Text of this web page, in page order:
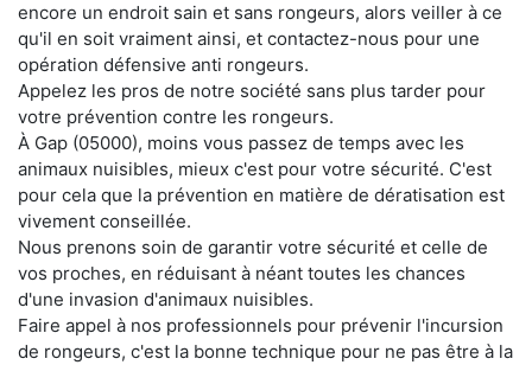
encore un endroit sain et sans rongeurs, alors veiller à ce
qu'il en soit vraiment ainsi, et contactez-nous pour une
opération défensive anti rongeurs.
Appelez les pros de notre société sans plus tarder pour
votre prévention contre les rongeurs.
À Gap (05000), moins vous passez de temps avec les
animaux nuisibles, mieux c'est pour votre sécurité. C'est
pour cela que la prévention en matière de dératisation est
vivement conseillée.
Nous prenons soin de garantir votre sécurité et celle de
vos proches, en réduisant à néant toutes les chances
d'une invasion d'animaux nuisibles.
Faire appel à nos professionnels pour prévenir l'incursion
de rongeurs, c'est la bonne technique pour ne pas être à la